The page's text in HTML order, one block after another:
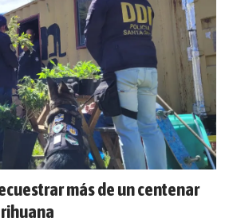
más de un centenar